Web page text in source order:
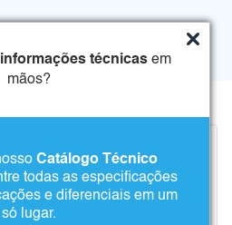
informações técnicas em
mãos?
Catálogo Técnico
todas as especificações
e diferenciais em um
só lugar.